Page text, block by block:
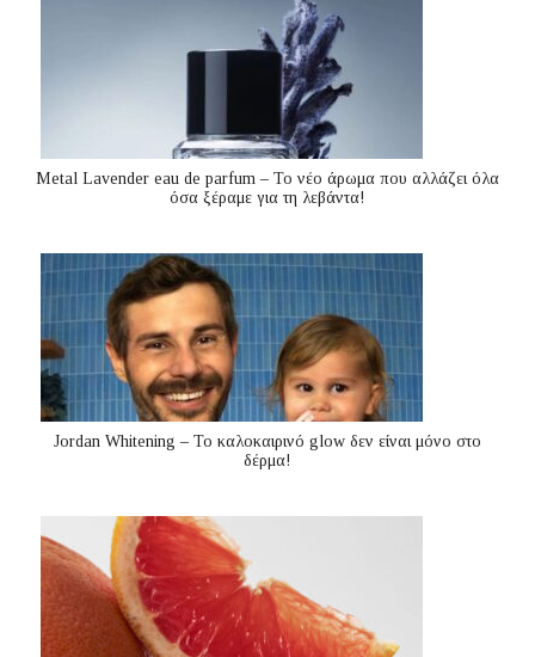
Metal Lavender eau de parfum – Το νέο άρωμα που αλλάζει όλα
όσα ξέραμε για τη λεβάντα!
Jordan Whitening – Το καλοκαιρινό glow δεν είναι μόνο στο
δέρμα!